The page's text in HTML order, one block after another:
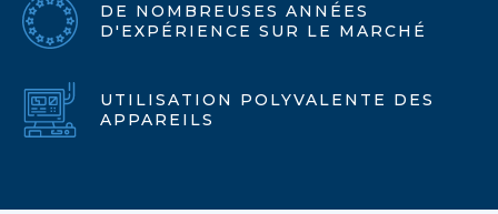
DE NOMBREUSES ANNÉES
D'EXPÉRIENCE SUR LE MARCHÉ
UTILISATION POLYVALENTE DES
APPAREILS